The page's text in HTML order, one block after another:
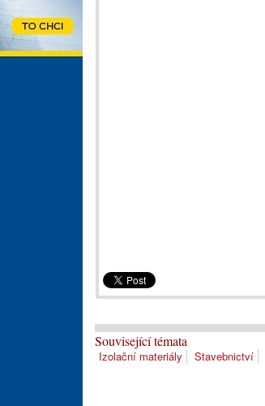
Související témata
Izolační materiály Stavebnictví